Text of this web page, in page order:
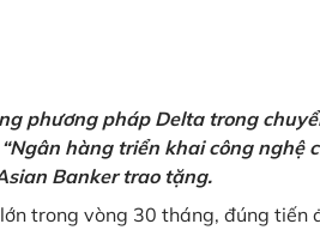
phương pháp Delta trong
hàng triển khai công nghệ
Banker trao tặng.
trong vòng 30 tháng, đúng tiến